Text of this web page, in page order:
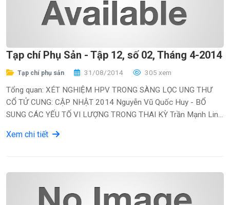
Tạp chí Phụ Sản - Tập 12, số 02, Tháng 4-2014
Tạp chí phụ sản 31/08/2014 305 xem
Tổng quan: XÉT NGHIỆM HPV TRONG SÀNG LỌC UNG THƯ
CỔ TỬ CUNG: CẬP NHẬT 2014 Nguyễn Vũ Quốc Huy - BỔ
SUNG CÁC YẾU TỐ VI LƯỢNG TRONG THAI KỲ Trần Mạnh Linh,
Xem chi tiết